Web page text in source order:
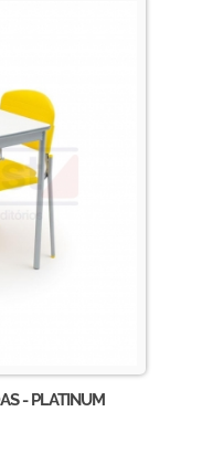
- PLATINUM